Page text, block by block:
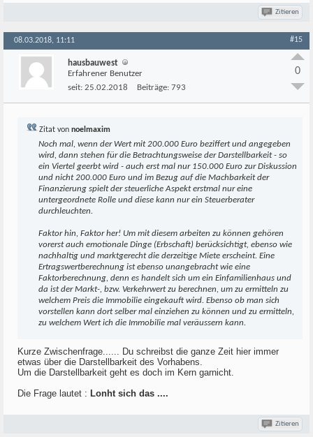
Zitieren
08.03.2018, 11:11 #15
hausbauwest
Erfahrener Benutzer
seit: 25.02.2018 Beiträge: 793
0
Zitat von noelmaxim
Noch mal, wenn der Wert mit 200.000 Euro beziffert und angegeben
wird, dann stehen für die Betrachtungsweise der Darstellbarkeit - so
ein Viertel geerbt wird - auch erst mal nur 150.000 Euro zur Diskussion
und nicht 200.000 Euro und im Bezug auf die Machbarkeit der
Finanzierung spielt der steuerliche Aspekt erstmal nur eine
untergeordnete Rolle und diese kann nur ein Steuerberater
durchleuchten.
Faktor hin, Faktor her! Um mit diesem arbeiten zu können gehören
vorerst auch emotionale Dinge (Erbschaft) berücksichtigt, ebenso wie
nachhaltig und marktgerecht die derzeitige Miete erscheint. Eine
Ertragswertberechnung ist ebenso unangebracht wie eine
Faktorberechnung, denn es handelt sich um ein Einfamilienhaus und
da ist der Markt-, bzw. Verkehrwert zu berechnen, um zu ermitteln zu
welchem Preis die Immobilie eingekauft wird. Ebenso ob man sich
vorstellen kann dort selber mal einziehen zu können und zu ermitteln,
zu welchem Wert ich die Immobilie mal veräussern kann.
Kurze Zwischenfrage...... Du schreibst die ganze Zeit hier immer
etwas über die Darstellbarkeit des Vorhabens.
Um die Darstellbarkeit geht es doch im Kern garnicht.
Die Frage lautet : Lonht sich das ....
Zitieren